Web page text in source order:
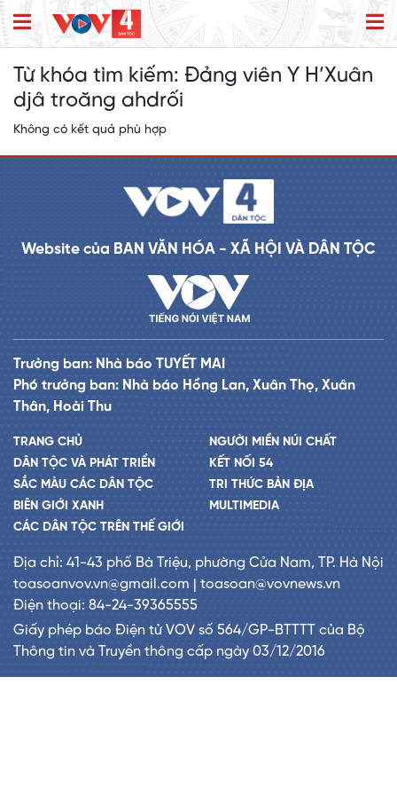
Từ khóa tìm kiếm: Đảng viên Y H’Xuân
djâ troăng ahdrối
Không có kết quả phù hợp
Website của BAN VĂN HÓA - XÃ HỘI VÀ DÂN TỘC
Trưởng ban: Nhà báo TUYẾT MAI
Phó trưởng ban: Nhà báo Hồng Lan, Xuân Thọ, Xuân
Thân, Hoài Thu
TRANG CHỦ
DÂN TỘC VÀ PHÁT TRIỂN
SẮC MÀU CÁC DÂN TỘC
BIÊN GIỚI XANH
CÁC DÂN TỘC TRÊN THẾ GIỚI
NGƯỜI MIỀN NÚI CHẤT
KẾT NỐI 54
TRI THỨC BẢN ĐỊA
MULTIMEDIA
Địa chỉ: 41-43 phố Bà Triệu, phường Cửa Nam, TP. Hà Nội
toasoanvov.vn@gmail.com | toasoan@vovnews.vn
Điện thoại: 84-24-39365555
Giấy phép báo Điện tử VOV số 564/GP-BTTTT của Bộ
Thông tin và Truyền thông cấp ngày 03/12/2016